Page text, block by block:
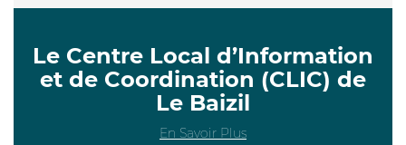
Le Centre Local d’Information
et de Coordination (CLIC) de
Le Baizil
En Savoir Plus